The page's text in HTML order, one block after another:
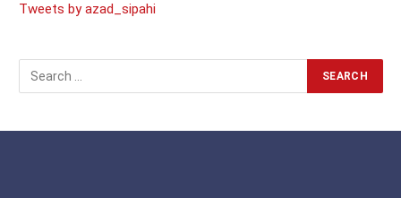
Tweets by azad_sipahi